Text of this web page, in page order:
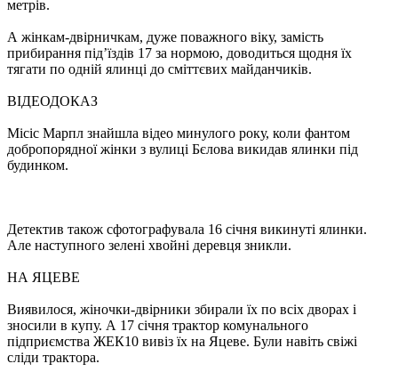
метрів.
А жінкам-двірничкам, дуже поважного віку, замість
прибирання під’їздів 17 за нормою, доводиться щодня їх
тягати по одній ялинці до сміттєвих майданчиків.
ВІДЕОДОКАЗ
Місіс Марпл знайшла відео минулого року, коли фантом
добропорядної жінки з вулиці Бєлова викидав ялинки під
будинком.
Детектив також сфотографувала 16 січня викинуті ялинки.
Але наступного зелені хвойні деревця зникли.
НА ЯЦЕВЕ
Виявилося, жіночки-двірники збирали їх по всіх дворах і
зносили в купу. А 17 січня трактор комунального
підприємства ЖЕК10 вивіз їх на Яцеве. Були навіть свіжі
сліди трактора.